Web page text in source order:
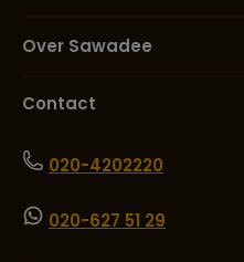
Over Sawadee
Contact
020-4202220
020-627 51 29